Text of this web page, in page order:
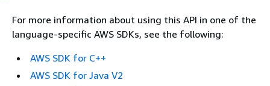
For more information about using this API in one of the
language-specific AWS SDKs, see the following:
AWS SDK for C++
AWS SDK for Java V2